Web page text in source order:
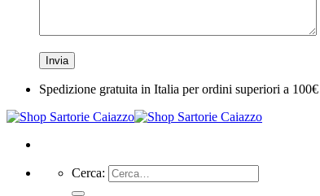
Spedizione gratuita in Italia per ordini superiori a 100€
Cerca: